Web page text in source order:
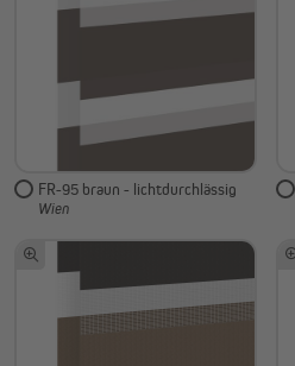
FR-95 braun - lichtdurchlässig
Wien